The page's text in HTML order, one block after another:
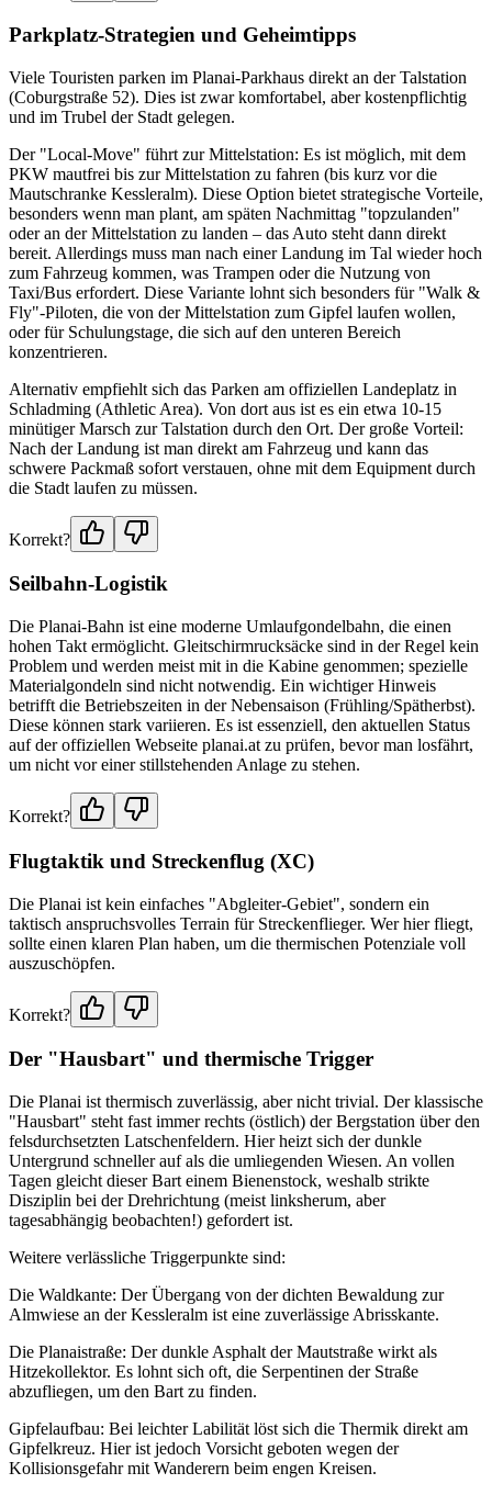
Parkplatz-Strategien und Geheimtipps
Viele Touristen parken im Planai-Parkhaus direkt an der Talstation
(Coburgstraße 52). Dies ist zwar komfortabel, aber kostenpflichtig
und im Trubel der Stadt gelegen.
Der "Local-Move" führt zur Mittelstation: Es ist möglich, mit dem
PKW mautfrei bis zur Mittelstation zu fahren (bis kurz vor die
Mautschranke Kessleralm). Diese Option bietet strategische Vorteile,
besonders wenn man plant, am späten Nachmittag "topzulanden"
oder an der Mittelstation zu landen – das Auto steht dann direkt
bereit. Allerdings muss man nach einer Landung im Tal wieder hoch
zum Fahrzeug kommen, was Trampen oder die Nutzung von
Taxi/Bus erfordert. Diese Variante lohnt sich besonders für "Walk &
Fly"-Piloten, die von der Mittelstation zum Gipfel laufen wollen,
oder für Schulungstage, die sich auf den unteren Bereich
konzentrieren.
Alternativ empfiehlt sich das Parken am offiziellen Landeplatz in
Schladming (Athletic Area). Von dort aus ist es ein etwa 10-15
minütiger Marsch zur Talstation durch den Ort. Der große Vorteil:
Nach der Landung ist man direkt am Fahrzeug und kann das
schwere Packmaß sofort verstauen, ohne mit dem Equipment durch
die Stadt laufen zu müssen.
Korrekt?
Seilbahn-Logistik
Die Planai-Bahn ist eine moderne Umlaufgondelbahn, die einen
hohen Takt ermöglicht. Gleitschirmrucksäcke sind in der Regel kein
Problem und werden meist mit in die Kabine genommen; spezielle
Materialgondeln sind nicht notwendig. Ein wichtiger Hinweis
betrifft die Betriebszeiten in der Nebensaison (Frühling/Spätherbst).
Diese können stark variieren. Es ist essenziell, den aktuellen Status
auf der offiziellen Webseite planai.at zu prüfen, bevor man losfährt,
um nicht vor einer stillstehenden Anlage zu stehen.
Korrekt?
Flugtaktik und Streckenflug (XC)
Die Planai ist kein einfaches "Abgleiter-Gebiet", sondern ein
taktisch anspruchsvolles Terrain für Streckenflieger. Wer hier fliegt,
sollte einen klaren Plan haben, um die thermischen Potenziale voll
auszuschöpfen.
Korrekt?
Der "Hausbart" und thermische Trigger
Die Planai ist thermisch zuverlässig, aber nicht trivial. Der klassische
"Hausbart" steht fast immer rechts (östlich) der Bergstation über den
felsdurchsetzten Latschenfeldern. Hier heizt sich der dunkle
Untergrund schneller auf als die umliegenden Wiesen. An vollen
Tagen gleicht dieser Bart einem Bienenstock, weshalb strikte
Disziplin bei der Drehrichtung (meist linksherum, aber
tagesabhängig beobachten!) gefordert ist.
Weitere verlässliche Triggerpunkte sind:
Die Waldkante: Der Übergang von der dichten Bewaldung zur
Almwiese an der Kessleralm ist eine zuverlässige Abrisskante.
Die Planaistraße: Der dunkle Asphalt der Mautstraße wirkt als
Hitzekollektor. Es lohnt sich oft, die Serpentinen der Straße
abzufliegen, um den Bart zu finden.
Gipfelaufbau: Bei leichter Labilität löst sich die Thermik direkt am
Gipfelkreuz. Hier ist jedoch Vorsicht geboten wegen der
Kollisionsgefahr mit Wanderern beim engen Kreisen.